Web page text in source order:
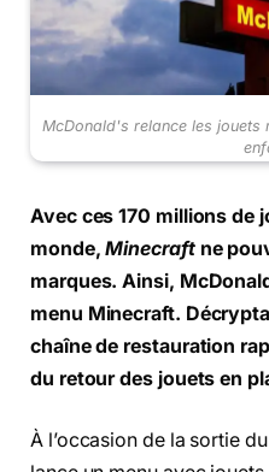
McDonald's relance les jouets
Avec ces 170 millions de
monde,Minecraftne
marques. Ainsi,
menu Minecraft.
chaîne de restauration
du retour des jouets en
À l’occasion de la sortie